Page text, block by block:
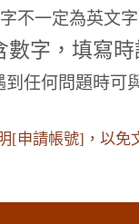
不一定為英文
字，填寫時
任何問題時可
申請帳號]，以